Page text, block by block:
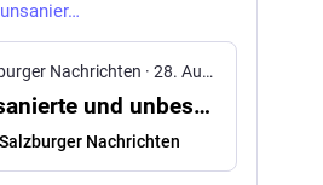
Nachrichten · 28. Aug. 2025
Unsanierte und unbeschattete Wohnungen als Hitzefalle
Salzburger Nachrichten